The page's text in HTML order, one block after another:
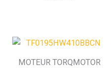
MOTEUR TORQMOTOR